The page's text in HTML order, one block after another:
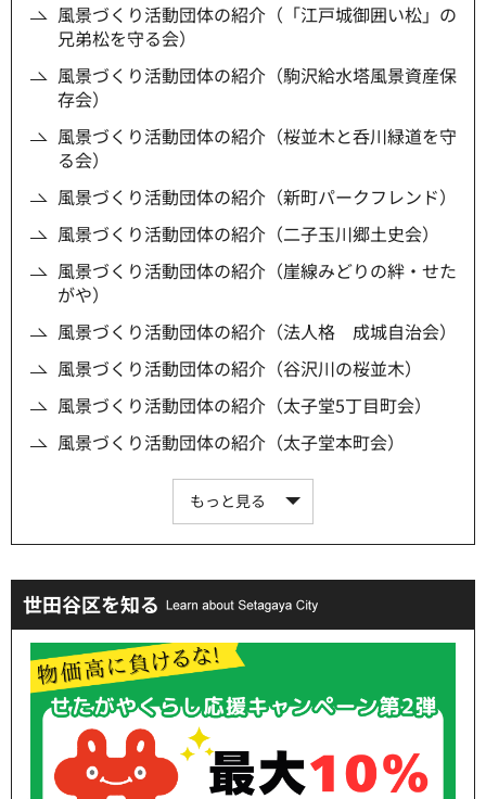
風景づくり活動団体の紹介（「江戸城御囲い松」の
兄弟松を守る会）
風景づくり活動団体の紹介（駒沢給水塔風景資産保
存会）
風景づくり活動団体の紹介（桜並木と呑川緑道を守
る会）
風景づくり活動団体の紹介（新町パークフレンド）
風景づくり活動団体の紹介（二子玉川郷土史会）
風景づくり活動団体の紹介（崖線みどりの絆・せた
がや）
風景づくり活動団体の紹介（法人格 成城自治会）
風景づくり活動団体の紹介（谷沢川の桜並木）
風景づくり活動団体の紹介（太子堂5丁目町会）
風景づくり活動団体の紹介（太子堂本町会）
もっと見る
世田谷区を知る